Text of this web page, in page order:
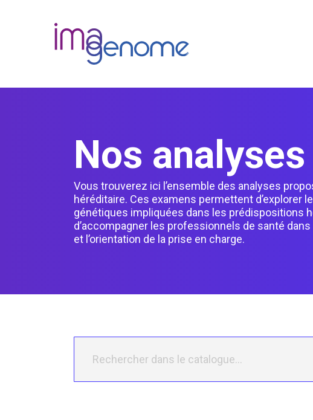
Nos analyses
Vous trouverez ici l’ensemble des analyses
héréditaire. Ces examens permettent d’explorer
génétiques impliquées dans les prédispositions
d’accompagner les professionnels de santé dans
et l’orientation de la prise en charge.